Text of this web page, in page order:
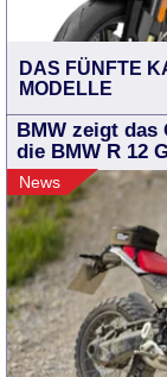
DAS FÜNFTE
MODELLE
BMW zeigt
die BMW R 12
News